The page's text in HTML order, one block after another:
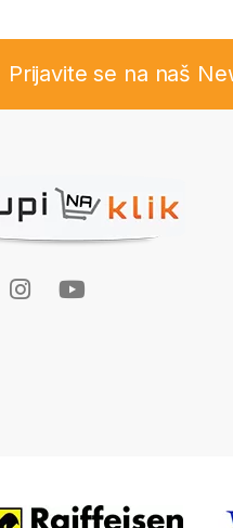
Prijavite se na naš